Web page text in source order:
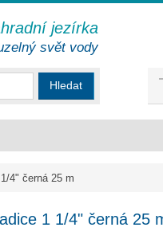
4" černá 25 m
1 1/4" černá 25
Hledat
jezírka
svět vody